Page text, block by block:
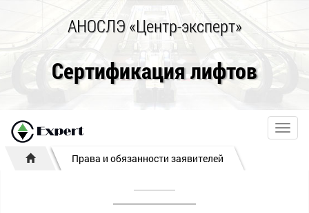
АНОСЛЭ «Центр-эксперт»
Сертификация лифтов
Права и обязанности заявителей